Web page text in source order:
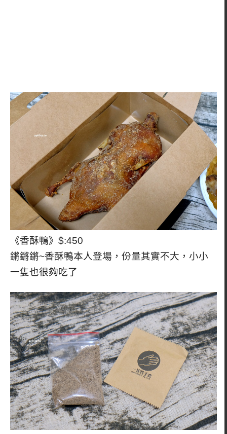
《香酥鴨》$:450
鏘鏘鏘~香酥鴨本人登場，份量其實不大，小小
一隻也很夠吃了